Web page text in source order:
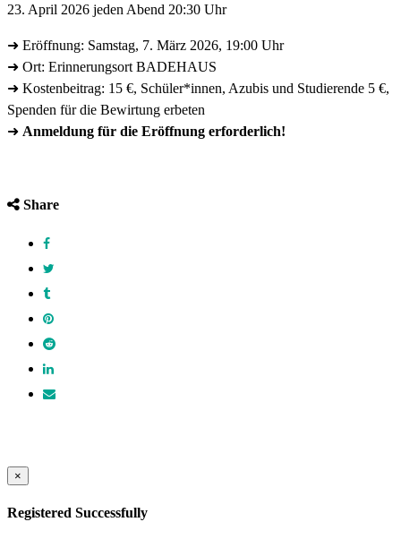
23. April 2026 jeden Abend 20:30 Uhr
➜ Eröffnung: Samstag, 7. März 2026, 19:00 Uhr
➜ Ort: Erinnerungsort BADEHAUS
➜ Kostenbeitrag: 15 €, Schüler*innen, Azubis und Studierende 5 €,
Spenden für die Bewirtung erbeten
➜ Anmeldung für die Eröffnung erforderlich!
Share
×
Registered Successfully